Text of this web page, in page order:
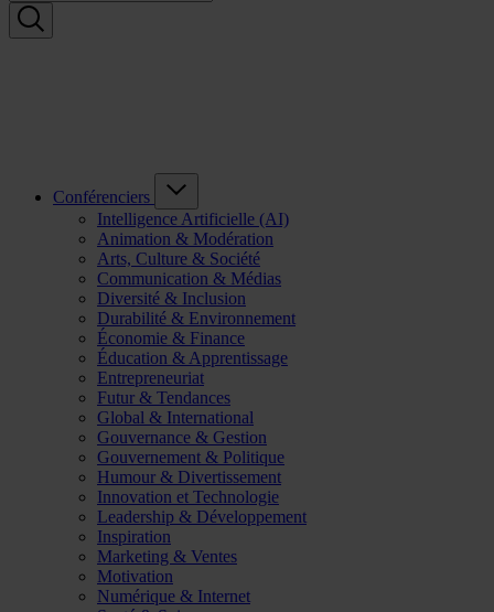
Conférenciers
Intelligence Artificielle (AI)
Animation & Modération
Arts, Culture & Société
Communication & Médias
Diversité & Inclusion
Durabilité & Environnement
Économie & Finance
Éducation & Apprentissage
Entrepreneuriat
Futur & Tendances
Global & International
Gouvernance & Gestion
Gouvernement & Politique
Humour & Divertissement
Innovation et Technologie
Leadership & Développement
Inspiration
Marketing & Ventes
Motivation
Numérique & Internet